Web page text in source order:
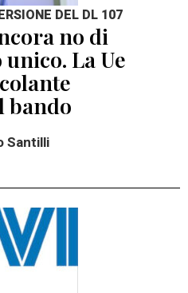
DEL DL 107
no di
La Ue
bando
Santilli